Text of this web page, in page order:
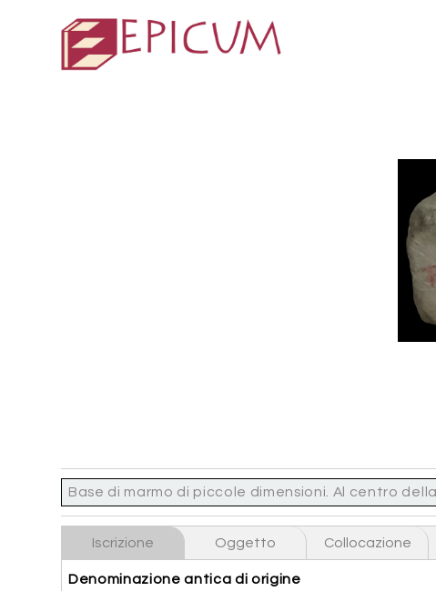
Base di marmo di piccole dimensioni. Al centro
Iscrizione Oggetto Collocazione
Denominazione antica di origine